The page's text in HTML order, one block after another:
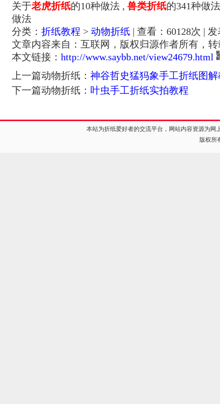
关于老虎折纸的10种做法 , 兽类折纸的341种做
做法
分类： 折纸教程 > 动物折纸 | 查看： 60128次 | 发
文章内容来自：互联网，版权归源作者所有，
本文链接： http://www.saybb.net/view24679.html
上一篇动物折纸： 神谷哲史猛犸象手工折纸图
下一篇动物折纸： 叶虫手工折纸实拍教程
本站为折纸爱好者的交流平台，网站内容资源为
版权所